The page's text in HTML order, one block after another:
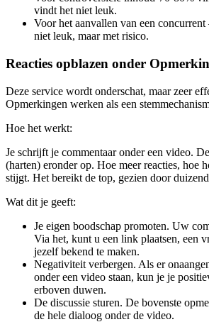
vindt het niet leuk.
Voor het aanvallen van een
niet leuk, maar met risico.
Reacties opblazen onder
Deze service wordt onderschat, maar zeer
Opmerkingen werken als een
Hoe het werkt:
Je schrijft je commentaar onder een video.
(harten) eronder op. Hoe meer reacties, hoe
stijgt. Het bereikt de top, gezien door
Wat dit je geeft:
Je eigen boodschap promoten. Uw
Via het, kunt u een link plaatsen, een
jezelf bekend te maken.
Negativiteit verbergen. Als er
onder een video staan, kun je je
erboven duwen.
De discussie sturen. De bovenste
de hele dialoog onder de video.